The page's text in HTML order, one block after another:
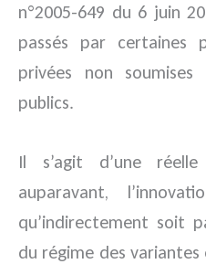
n°2005-649 du 6 juin
passés par certaines
privées non
publics.
Il s’agit d’une
auparavant,
qu’indirectement soit
du régime des